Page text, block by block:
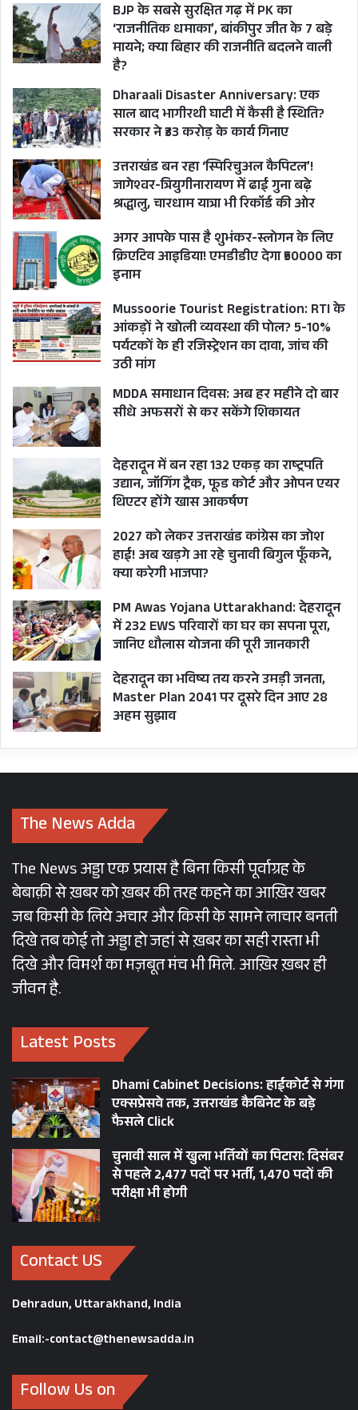
BJP के सबसे सुरक्षित गढ़ में PK का
‘राजनीतिक धमाका’, बांकीपुर जीत के 7 बड़े
मायने; क्या बिहार की राजनीति बदलने वाली
है?
Dharaali Disaster Anniversary: एक
साल बाद भागीरथी घाटी में कैसी है स्थिति?
सरकार ने ₹33 करोड़ के कार्य गिनाए
उत्तराखंड बन रहा ‘स्पिरिचुअल कैपिटल’!
जागेश्वर-त्रियुगीनारायण में ढाई गुना बढ़े
श्रद्धालु, चारधाम यात्रा भी रिकॉर्ड की ओर
अगर आपके पास है शुभंकर-स्लोगन के लिए
क्रिएटिव आइडिया! एमडीडीए देगा ₹50000 का
इनाम
Mussoorie Tourist Registration: RTI के
आंकड़ों ने खोली व्यवस्था की पोल? 5-10%
पर्यटकों के ही रजिस्ट्रेशन का दावा, जांच की
उठी मांग
MDDA समाधान दिवस: अब हर महीने दो बार
सीधे अफसरों से कर सकेंगे शिकायत
देहरादून में बन रहा 132 एकड़ का राष्ट्रपति
उद्यान, जॉगिंग ट्रैक, फूड कोर्ट और ओपन एयर
थिएटर होंगे खास आकर्षण
2027 को लेकर उत्तराखंड कांग्रेस का जोश
हाई! अब खड़गे आ रहे चुनावी बिगुल फूँकने,
क्या करेगी भाजपा?
PM Awas Yojana Uttarakhand: देहरादून
में 232 EWS परिवारों का घर का सपना पूरा,
जानिए धौलास योजना की पूरी जानकारी
देहरादून का भविष्य तय करने उमड़ी जनता,
Master Plan 2041 पर दूसरे दिन आए 28
अहम सुझाव
The News Adda
The News अड्डा एक प्रयास है बिना किसी पूर्वाग्रह के
बेबाक़ी से ख़बर को ख़बर की तरह कहने का आख़िर खबर
जब किसी के लिये अचार और किसी के सामने लाचार बनती
दिखे तब कोई तो अड्डा हो जहां से ख़बर का सही रास्ता भी
दिखे और विमर्श का मज़बूत मंच भी मिले. आख़िर ख़बर ही
जीवन है.
Latest Posts
Dhami Cabinet Decisions: हाईकोर्ट से गंगा
एक्सप्रेसवे तक, उत्तराखंड कैबिनेट के बड़े
फैसले Click
चुनावी साल में खुला भर्तियों का पिटारा: दिसंबर
से पहले 2,477 पदों पर भर्ती, 1,470 पदों की
परीक्षा भी होगी
Contact US
Dehradun, Uttarakhand, India
Email:-contact@thenewsadda.in
Follow Us on